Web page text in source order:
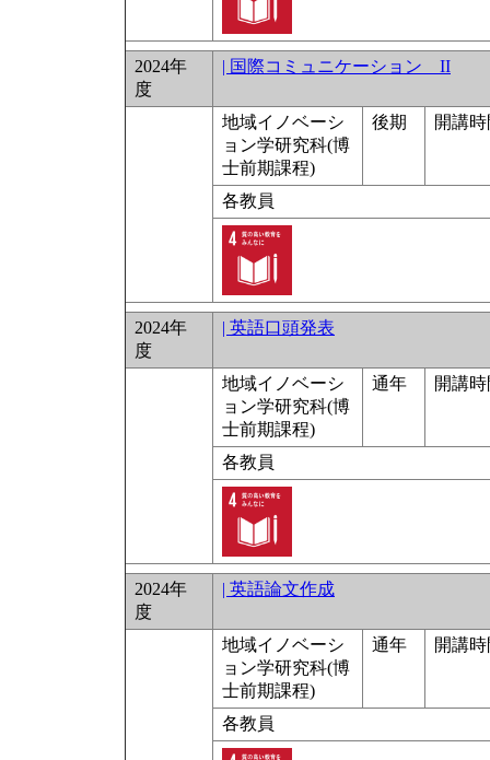
2024年
度
| 国際コミュニケーション II
地域イノベーシ
ョン学研究科(博
士前期課程)
後期 開講
各教員
2024年
度
| 英語口頭発表
地域イノベーシ
ョン学研究科(博
士前期課程)
通年 開講
各教員
2024年
度
| 英語論文作成
地域イノベーシ
ョン学研究科(博
士前期課程)
通年 開講
各教員